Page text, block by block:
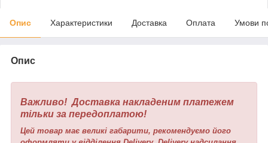
Опис Характеристики Доставка Оплата Умови
Опис
Важливо! Доставка накладеним платежем
тільки за передоплатою!
Цей товар має великі габарити, рекомендуємо його